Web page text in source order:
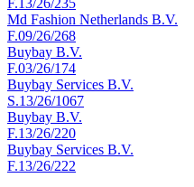
Md Fashion Netherlands B.V.
F.09/26/268
Buybay B.V.
F.03/26/174
Buybay Services B.V.
S.13/26/1067
Buybay B.V.
F.13/26/220
Buybay Services B.V.
F.13/26/222